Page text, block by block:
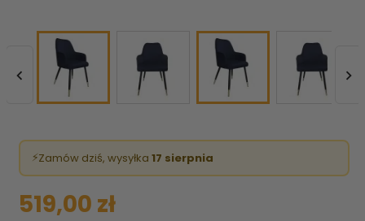
 
⚡Zamów dziś, wysyłka 17 sierpnia
519,00 zł